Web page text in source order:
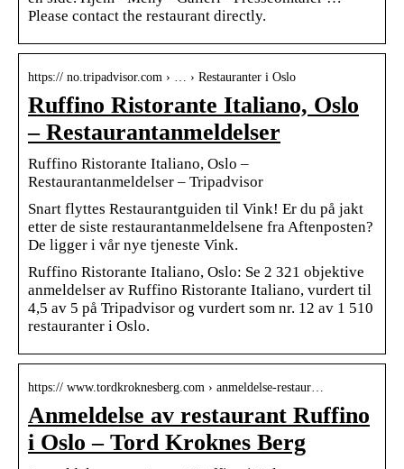
Please contact the restaurant directly.
https:// no.tripadvisor.com › … › Restauranter i Oslo
Ruffino Ristorante Italiano, Oslo
– Restaurantanmeldelser
Ruffino Ristorante Italiano, Oslo –
Restaurantanmeldelser – Tripadvisor
Snart flyttes Restaurantguiden til Vink! Er du på jakt
etter de siste restaurantanmeldelsene fra Aftenposten?
De ligger i vår nye tjeneste Vink.
Ruffino Ristorante Italiano, Oslo: Se 2 321 objektive
anmeldelser av Ruffino Ristorante Italiano, vurdert til
4,5 av 5 på Tripadvisor og vurdert som nr. 12 av 1 510
restauranter i Oslo.
https:// www.tordkroknesberg.com › anmeldelse-restaur…
Anmeldelse av restaurant Ruffino
i Oslo – Tord Kroknes Berg